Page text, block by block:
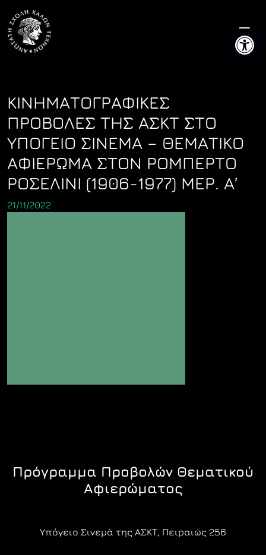
content
ΚΙΝΗΜΑΤΟΓΡΑΦΙΚΕΣ
ΠΡΟΒΟΛΕΣ ΤΗΣ ΑΣΚΤ ΣΤΟ
ΥΠΟΓΕΙΟ ΣΙΝΕΜΑ – ΘΕΜΑΤΙΚΟ
ΑΦΙΕΡΩΜΑ ΣΤΟΝ ΡΟΜΠΕΡΤΟ
ΡΟΣΕΛΙΝΙ (1906-1977) ΜΕΡ. Α’
21/11/2022
Πρόγραμμα Προβολών Θεματικού
Αφιερώματος
Υπόγειο Σινεμά της ΑΣΚΤ, Πειραιώς 256